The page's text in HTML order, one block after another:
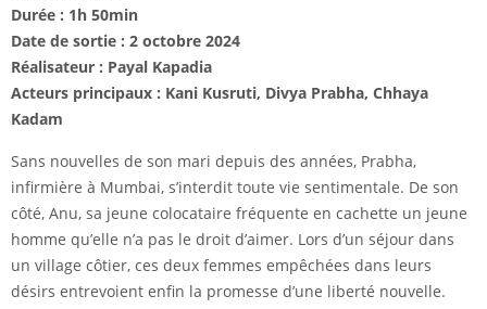
Durée : 1h 50min
Date de sortie : 2 octobre 2024
Réalisateur : Payal Kapadia
Acteurs principaux : Kani Kusruti, Divya Prabha, Chhaya
Kadam
Sans nouvelles de son mari depuis des années, Prabha,
infirmière à Mumbai, s’interdit toute vie sentimentale. De son
côté, Anu, sa jeune colocataire fréquente en cachette un jeune
homme qu’elle n’a pas le droit d’aimer. Lors d’un séjour dans
un village côtier, ces deux femmes empêchées dans leurs
désirs entrevoient enfin la promesse d’une liberté nouvelle.